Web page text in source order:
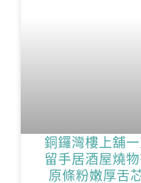
銅鑼灣樓上舖
留手居酒屋燒
原條粉嫩厚舌